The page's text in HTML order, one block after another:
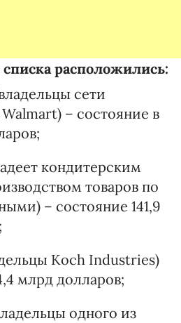
расположились:
сети
– состояние в
кондитерским
товаров по
– состояние 141,9
Koch Industries)
млрд долларов;
одного из